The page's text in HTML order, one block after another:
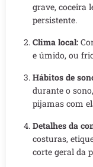
grave, coceira
persistente.
Clima local:
e úmido, ou
Hábitos de
durante o
pijamas com
Detalhes da
costuras,
corte geral da